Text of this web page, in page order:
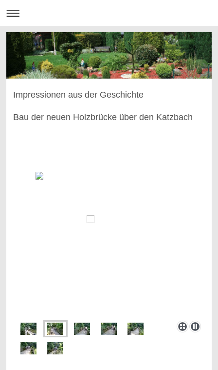
Impressionen aus der Geschichte
Bau der neuen Holzbrücke über den Katzbach